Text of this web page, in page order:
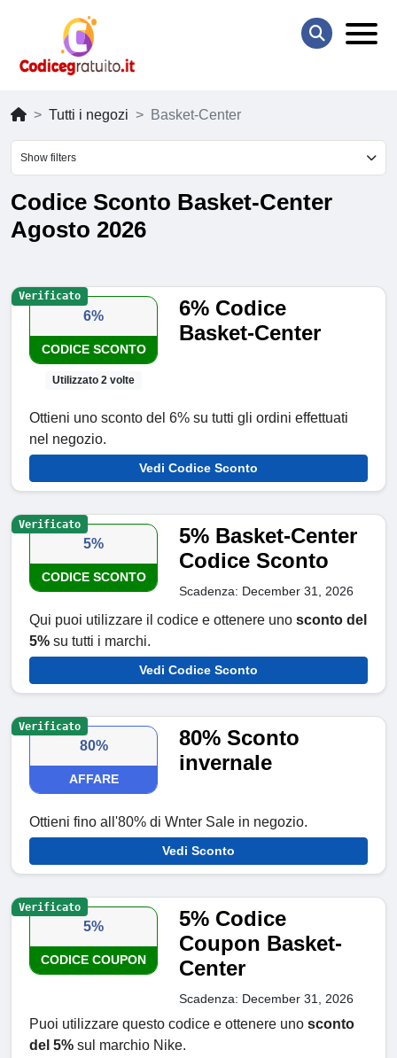
Tutti i negozi Basket-Center
Show filters
Codice Sconto Basket-Center
Agosto 2026
6%
CODICE SCONTO
Utilizzato 2 volte
6% Codice
Basket-Center
Ottieni uno sconto del 6% su tutti gli ordini effettuati
nel negozio.
Vedi Codice Sconto
Verificato
5%
CODICE SCONTO
5% Basket-Center
Codice Sconto
Scadenza: December 31, 2026
Qui puoi utilizzare il codice e ottenere uno sconto del
5% su tutti i marchi.
Vedi Codice Sconto
Verificato
80%
AFFARE
80% Sconto
invernale
Ottieni fino all'80% di Wnter Sale in negozio.
Vedi Sconto
Verificato
5%
CODICE COUPON
5% Codice
Coupon Basket-
Center
Scadenza: December 31, 2026
Puoi utilizzare questo codice e ottenere uno sconto
del 5% sul marchio Nike.
Verificato